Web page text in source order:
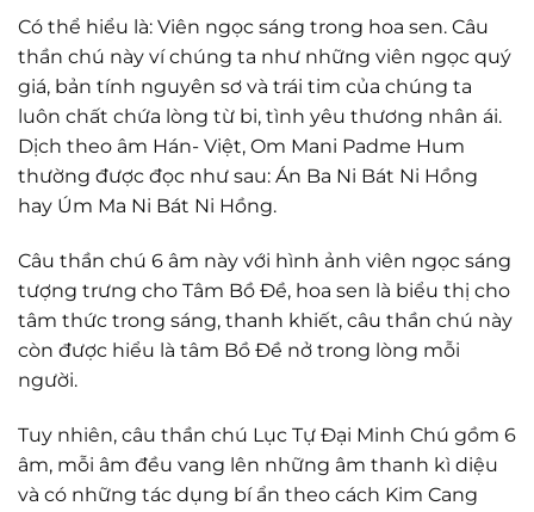
Có thể hiểu là: Viên ngọc sáng trong hoa sen. Câu
thần chú này ví chúng ta như những viên ngọc quý
giá, bản tính nguyên sơ và trái tim của chúng ta
luôn chất chứa lòng từ bi, tình yêu thương nhân ái.
Dịch theo âm Hán- Việt, Om Mani Padme Hum
thường được đọc như sau: Án Ba Ni Bát Ni Hồng
hay Úm Ma Ni Bát Ni Hồng.
Câu thần chú 6 âm này với hình ảnh viên ngọc sáng
tượng trưng cho Tâm Bồ Đề, hoa sen là biểu thị cho
tâm thức trong sáng, thanh khiết, câu thần chú này
còn được hiểu là tâm Bồ Đề nở trong lòng mỗi
người.
Tuy nhiên, câu thần chú Lục Tự Đại Minh Chú gồm 6
âm, mỗi âm đều vang lên những âm thanh kì diệu
và có những tác dụng bí ẩn theo cách Kim Cang